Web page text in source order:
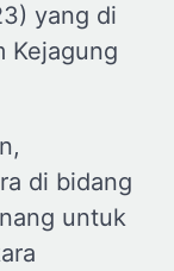
yang di
Kejagung
di bidang
untuk